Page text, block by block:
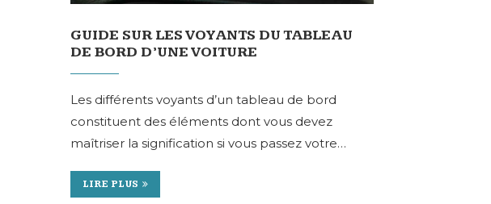
GUIDE SUR LES VOYANTS DU TABLEAU
DE BORD D’UNE VOITURE
Les différents voyants d’un tableau de bord
constituent des éléments dont vous devez
maîtriser la signification si vous passez votre…
LIRE PLUS